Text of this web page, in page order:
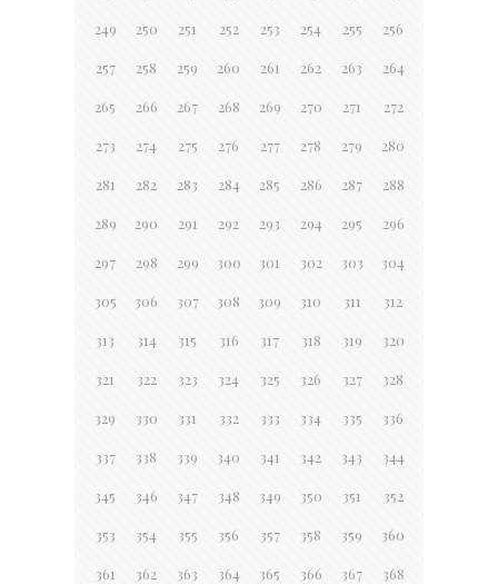
249 250 251 252 253 254 255 256
257 258 259 260 261 262 263 264
265 266 267 268 269 270 271 272
273 274 275 276 277 278 279 280
281 282 283 284 285 286 287 288
289 290 291 292 293 294 295 296
297 298 299 300 301 302 303 304
305 306 307 308 309 310 311 312
313 314 315 316 317 318 319 320
321 322 323 324 325 326 327 328
329 330 331 332 333 334 335 336
337 338 339 340 341 342 343 344
345 346 347 348 349 350 351 352
353 354 355 356 357 358 359 360
361 362 363 364 365 366 367 368